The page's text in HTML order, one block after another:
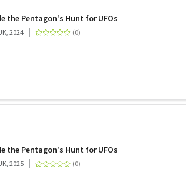
the Pentagon's Hunt for UFOs
2024
the Pentagon's Hunt for UFOs
2025